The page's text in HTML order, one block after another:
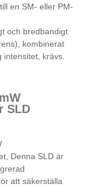
en SM- eller PM-
och bredbandigt
kombinerat
krävs.
SLD
Denna SLD är
att säkerställa